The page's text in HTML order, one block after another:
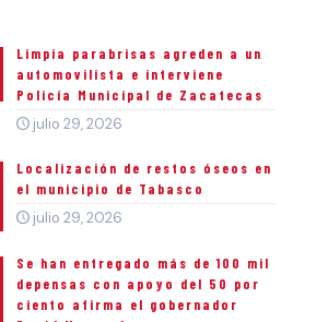
Limpia parabrisas agreden a un
automovilista e interviene
Policía Municipal de Zacatecas
julio 29, 2026
Localización de restos óseos en
el municipio de Tabasco
julio 29, 2026
Se han entregado más de 100 mil
depensas con apoyo del 50 por
ciento afirma el gobernador